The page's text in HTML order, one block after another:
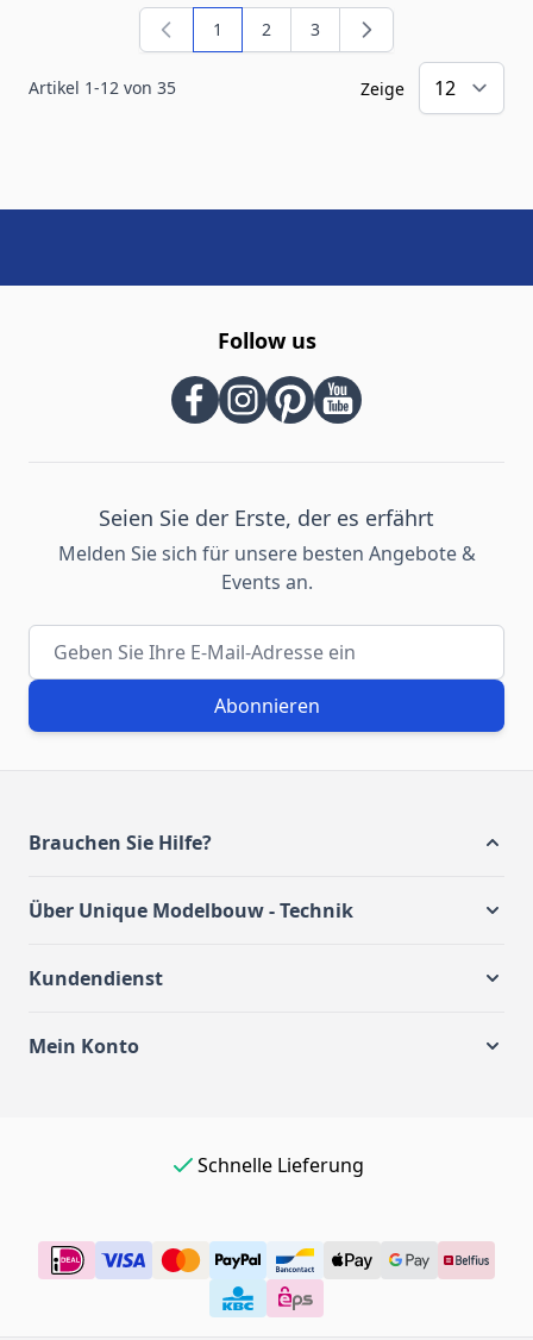
Artikel 1-12 von 35
Sie lesen gerade die Seite
1 Seite
2 Seite
3
Zeige
Follow us
Seien Sie der Erste, der es erfährt
Melden Sie sich für unsere besten Angebote &
Events an.
E-Mail-Adresse
Abonnieren
Brauchen Sie Hilfe?
Über Unique Modelbouw - Technik
Kundendienst
Mein Konto
Einfach online bezahlen